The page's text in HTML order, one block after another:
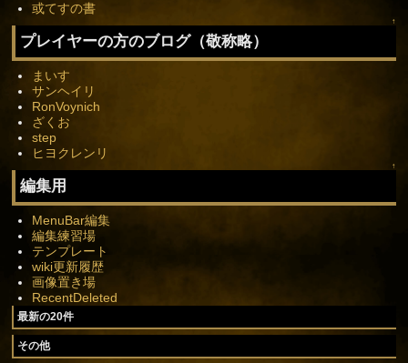
或てすの書
↑
プレイヤーの方のブログ（敬称略）
まいす
サンヘイリ
RonVoynich
ざくお
step
ヒヨクレンリ
↑
編集用
MenuBar編集
編集練習場
テンプレート
wiki更新履歴
画像置き場
RecentDeleted
最新の20件
その他